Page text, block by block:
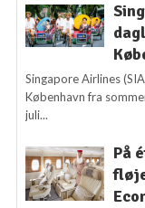
Singapore Airlines
København fra
juli...
På